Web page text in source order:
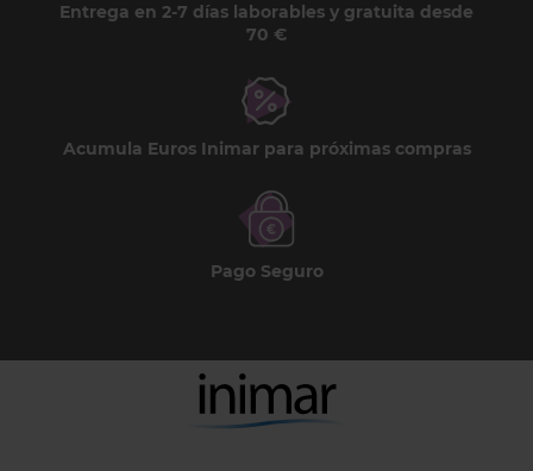
Entrega en 2-7 días laborables y gratuita desde
70 €
Acumula Euros Inimar para próximas compras
Pago Seguro